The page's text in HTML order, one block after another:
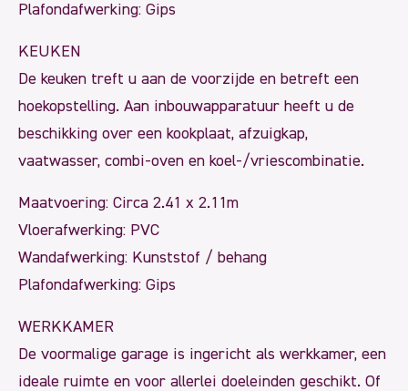
Plafondafwerking: Gips
KEUKEN
De keuken treft u aan de voorzijde en betreft een
hoekopstelling. Aan inbouwapparatuur heeft u de
beschikking over een kookplaat, afzuigkap,
vaatwasser, combi-oven en koel-/vriescombinatie.
Maatvoering: Circa 2.41 x 2.11m
Vloerafwerking: PVC
Wandafwerking: Kunststof / behang
Plafondafwerking: Gips
WERKKAMER
De voormalige garage is ingericht als werkkamer, een
ideale ruimte en voor allerlei doeleinden geschikt. Of